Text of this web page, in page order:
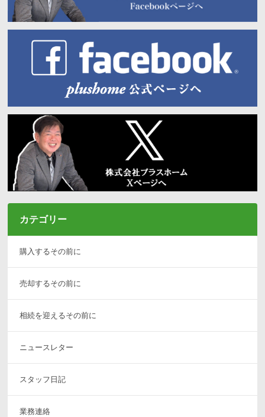
カテゴリー
購入するその前に
売却するその前に
相続を迎えるその前に
ニュースレター
スタッフ日記
業務連絡